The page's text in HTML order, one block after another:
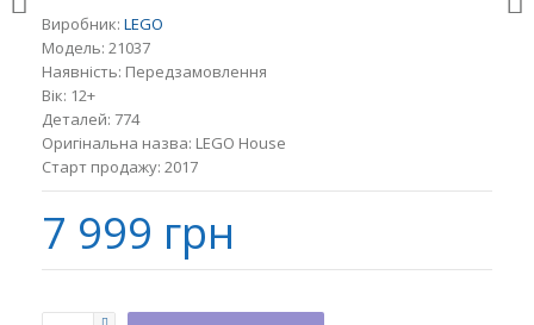
Виробник: LEGO
Модель: 21037
Наявність: Передзамовлення
Вік: 12+
Деталей: 774
Оригінальна назва: LEGO House
Старт продажу: 2017
7 999 грн